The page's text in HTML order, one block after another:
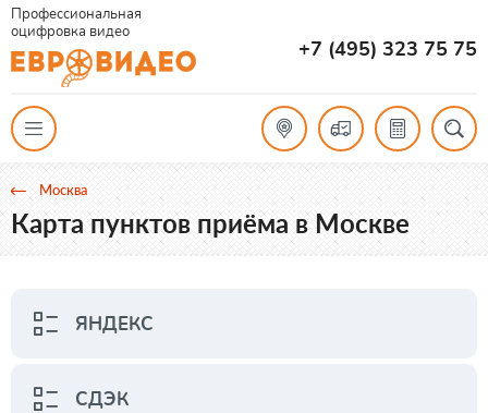
Профессиональная
оцифровка видео
+7 (495) 323 75 75
Москва
Карта пунктов приёма в Москве
ЯНДЕКС
СДЭК